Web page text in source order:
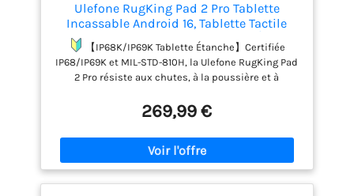
Ulefone RugKing Pad 2 Pro Tablette
Incassable Android 16, Tablette Tactile
Robuste 10.1" IP68K 16GB+256GB, Écran
90Hz 600 nits, 10 200mAh + eSIM 4G LTE,
Caméra 48MP Étanche, NFC/GPS/OTG/5G
WiFi/Noire
【IP68K/IP69K Tablette Étanche】Certifiée
IP68/IP69K et MIL-STD-810H, la Ulefone RugKing Pad
2 Pro résiste aux chutes, à la poussière et à
elle allie une robustesse extrême à un profil
moderne et élégant. Idéale pour les professionnels
exigeants et les environnements difficiles
(chantier, industrie, plein air).
16Go+256Go/TF2 To】Équipée du dernier système
Android 16, profitez d'une sécurité renforcée et du
269,99 €